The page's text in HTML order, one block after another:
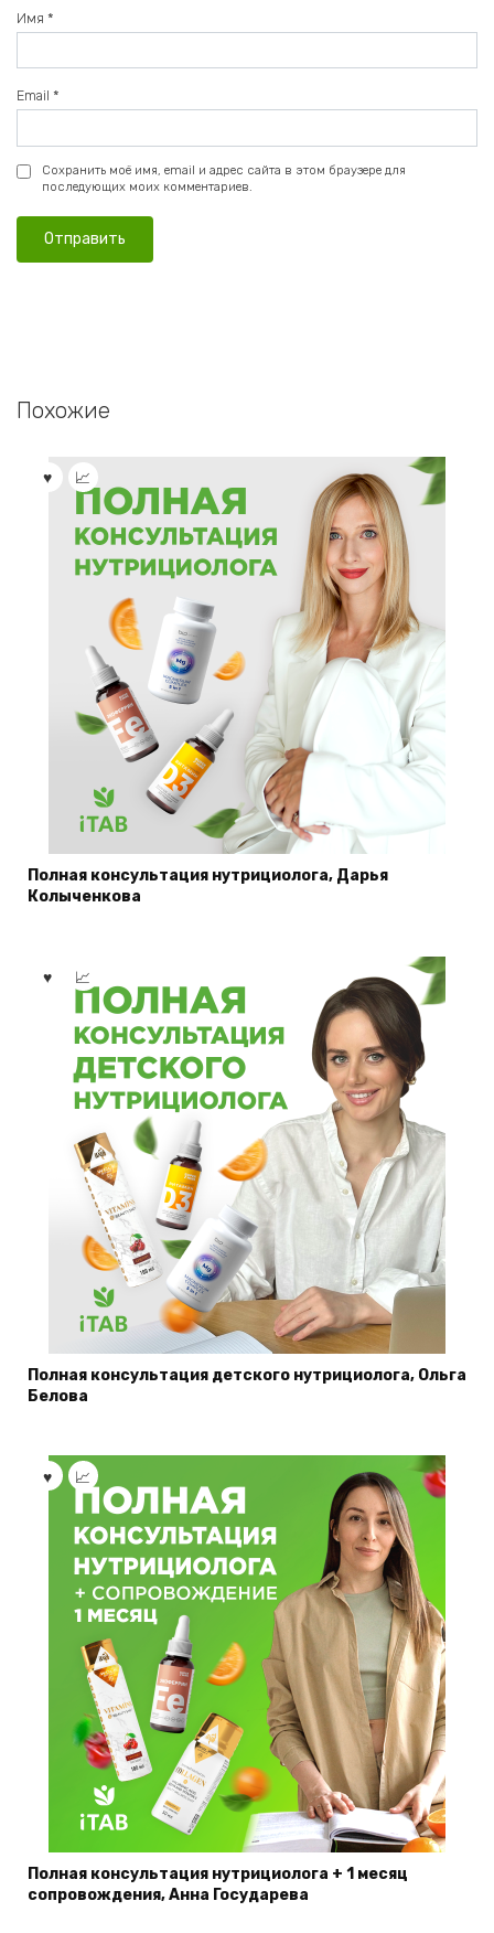
Имя *
Email *
Сохранить моё имя, email и адрес сайта в этом браузере для
последующих моих комментариев.
Похожие
Полная консультация нутрициолога, Дарья
Колыченкова
Полная консультация детского нутрициолога, Ольга
Белова
Полная консультация нутрициолога + 1 месяц
сопровождения, Анна Государева